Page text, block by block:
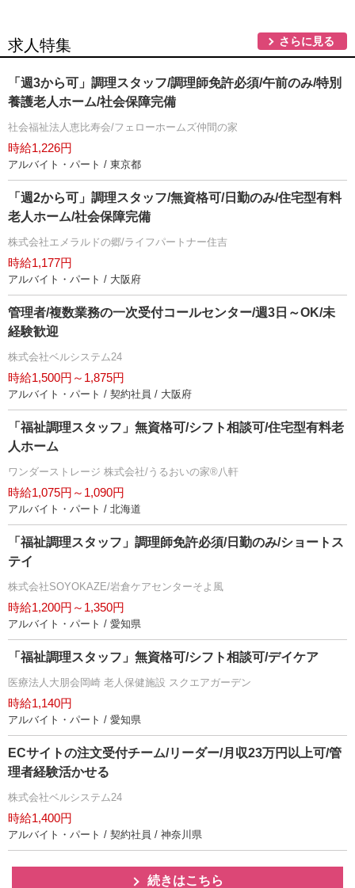
求人特集 さらに見る
「週3から可」調理スタッフ/調理師免許必須/午前のみ/特別
養護老人ホーム/社会保障完備
社会福祉法人恵比寿会/フェローホームズ仲間の家
時給1,226円
アルバイト・パート / 東京都
「週2から可」調理スタッフ/無資格可/日勤のみ/住宅型有料
老人ホーム/社会保障完備
株式会社エメラルドの郷/ライフパートナー住吉
時給1,177円
アルバイト・パート / 大阪府
管理者/複数業務の一次受付コールセンター/週3日～OK/未
経験歓迎
株式会社ベルシステム24
時給1,500円～1,875円
アルバイト・パート / 契約社員 / 大阪府
「福祉調理スタッフ」無資格可/シフト相談可/住宅型有料老
人ホーム
ワンダーストレージ 株式会社/うるおいの家®八軒
時給1,075円～1,090円
アルバイト・パート / 北海道
「福祉調理スタッフ」調理師免許必須/日勤のみ/ショートス
テイ
株式会社SOYOKAZE/岩倉ケアセンターそよ風
時給1,200円～1,350円
アルバイト・パート / 愛知県
「福祉調理スタッフ」無資格可/シフト相談可/デイケア
医療法人大朋会岡崎 老人保健施設 スクエアガーデン
時給1,140円
アルバイト・パート / 愛知県
ECサイトの注文受付チーム/リーダー/月収23万円以上可/管
理者経験活かせる
株式会社ベルシステム24
時給1,400円
アルバイト・パート / 契約社員 / 神奈川県
続きはこちら